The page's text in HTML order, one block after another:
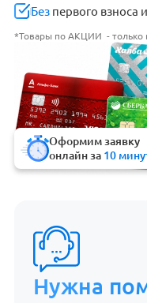
Без первого взноса и
*Товары по АКЦИИ - только
Оформим заявку
онлайн за 10
Нужна